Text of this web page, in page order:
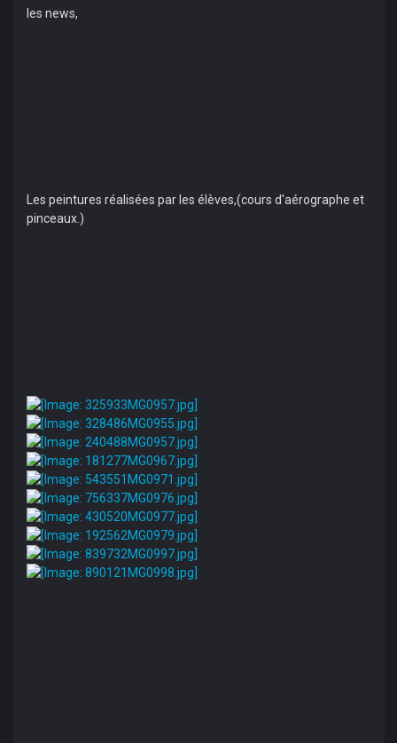
les news,
Les peintures réalisées par les élèves,(cours d'aérographe et
pinceaux.)